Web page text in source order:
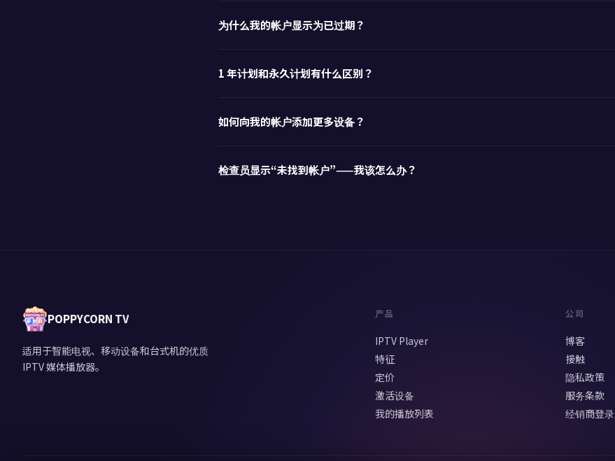
为什么我的帐户显示为已过期？
1 年计划和永久计划有什么区别？
如何向我的帐户添加更多设备？
检查员显示“未找到帐户”——我该怎么办？
POPPYCORN TV
适用于智能电视、移动设备和台式机的优质
IPTV 媒体播放器。
产品
IPTV Player
特征
定价
激活设备
我的播放列表
公司
博客
接触
隐私政策
服务条款
经销商登录